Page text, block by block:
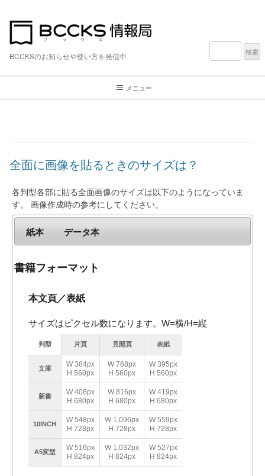
BCCKSのお知らせや使い方を発信中
検
メニュー
全面に画像を貼るときのサイズは？
各判型各部に貼る全面画像のサイズは以下のようになっていま
す。 画像作成時の参考にしてください。
紙本 データ本
書籍フォーマット
本文頁／表紙
サイズはピクセル数になります。W=横/H=縦
判型 片頁 見開頁 表紙
文庫
W 384px
H 560px
W 768px
H 560px
W 395px
H 560px
新書
W 408px
H 680px
W 816px
H 680px
W 419px
H 680px
10INCH
W 548px
H 728px
W 1,096px
H 728px
W 559px
H 728px
A5変型
W 516px
H 824px
W 1,032px
H 824px
W 527px
H 824px